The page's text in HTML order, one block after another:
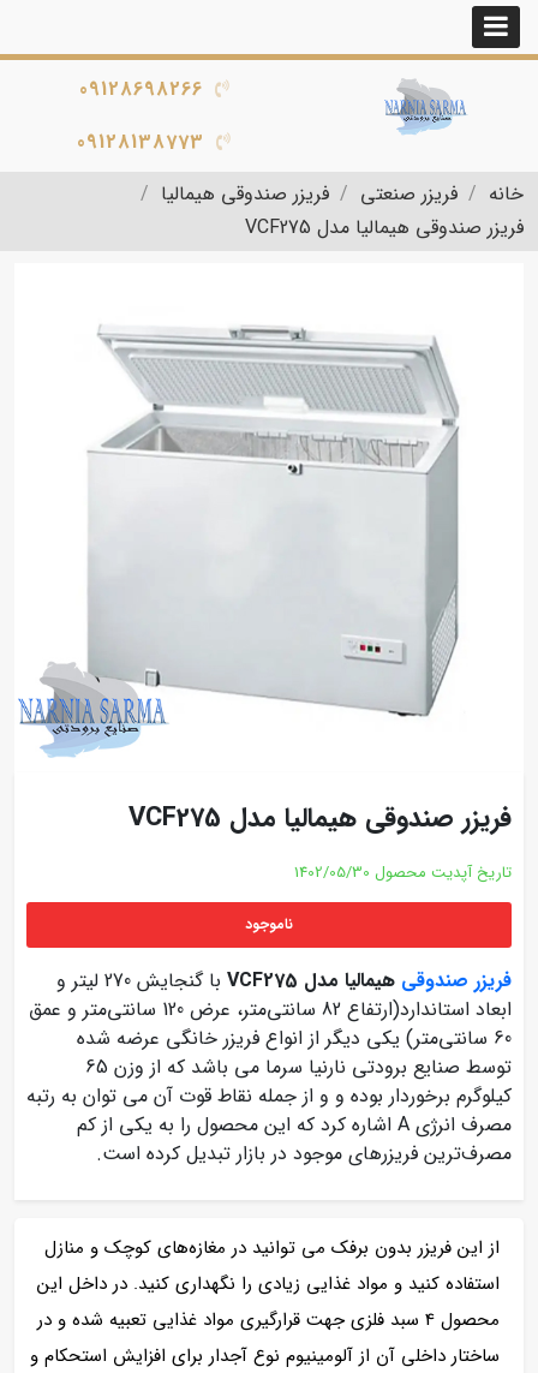
09128698266
09128138773
خانه
فریزر صنعتی
فریزر صندوقی هیمالیا
فریزر صندوقی هیمالیا مدل VCF275
فریزر صندوقی هیمالیا مدل VCF275
تاریخ آپدیت محصول 1402/05/30
ناموجود
فریزر صندوقی هیمالیا مدل VCF275
با گنجایش 270 لیتر و
ابعاد استاندارد(ارتفاع 82 سانتی‌متر، عرض 120 سانتی‌متر و عمق
60 سانتی‌متر) یکی دیگر از انواع فریزر خانگی عرضه شده
توسط صنایع برودتی نارنیا سرما می باشد که از وزن 65
کیلوگرم برخوردار بوده و و از جمله نقاط قوت آن می توان به رتبه
مصرف انرژی A اشاره کرد که این محصول را به یکی از کم
مصرف‌ترین فریزرهای موجود در بازار تبدیل کرده است.
از این فریزر بدون برفک می توانید در مغازه‌های کوچک و منازل
استفاده کنید و مواد غذایی زیادی را نگهداری کنید. در داخل این
محصول 4 سبد فلزی جهت قرارگیری مواد غذایی تعبیه شده و در
ساختار داخلی آن از آلومینیوم نوع آجدار برای افزایش استحکام و